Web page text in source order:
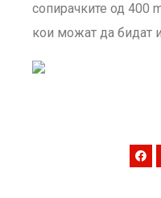
сопирачките од 400
кои можат да бидат